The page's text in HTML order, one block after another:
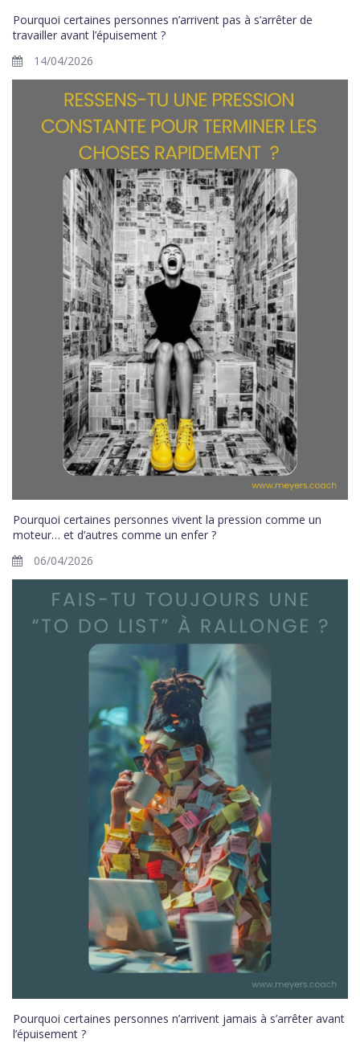
Pourquoi certaines personnes n’arrivent pas à s’arrêter de
travailler avant l’épuisement ?
14/04/2026
Pourquoi certaines personnes vivent la pression comme un
moteur… et d’autres comme un enfer ?
06/04/2026
Pourquoi certaines personnes n’arrivent jamais à s’arrêter avant
l’épuisement ?